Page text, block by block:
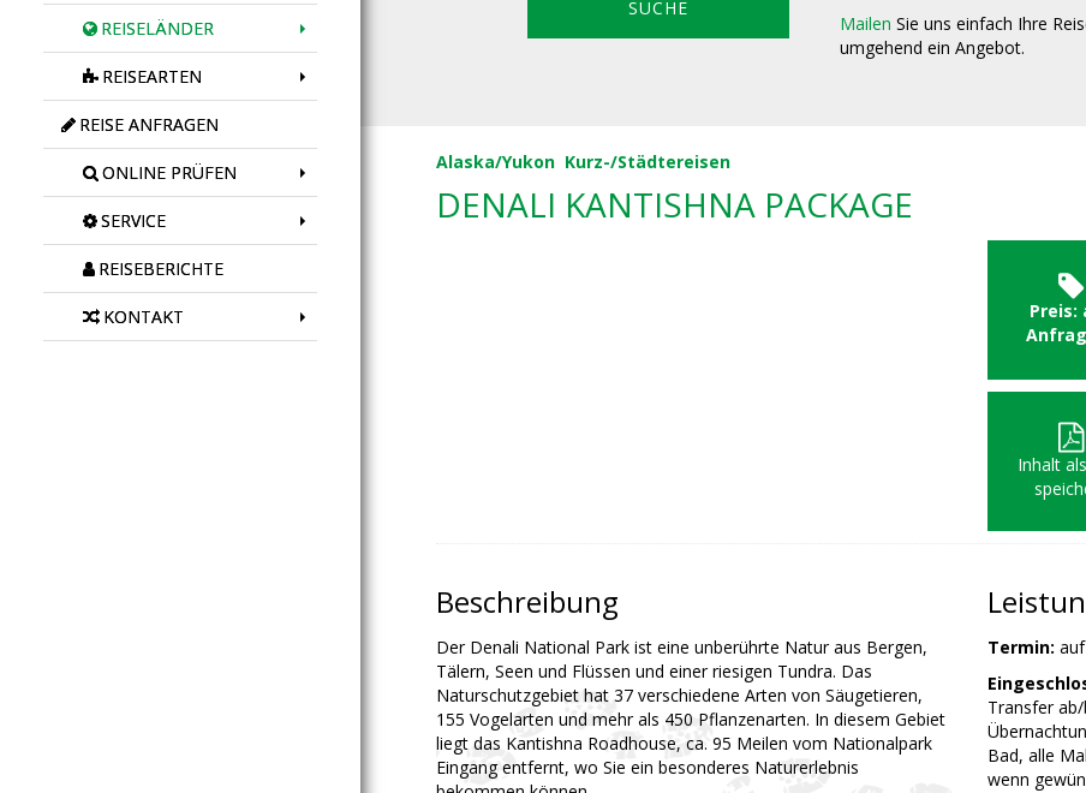
REISELÄNDER
REISEARTEN
REISE ANFRAGEN
ONLINE PRÜFEN
SERVICE
REISEBERICHTE
KONTAKT
Mailen Sie uns einfach Ihre
umgehend ein Angebot.
Alaska/Yukon Kurz-/Städtereisen
DENALI KANTISHNA PACKAGE
Preis:
Inhalt
Beschreibung
Der Denali National Park ist eine unberührte Natur aus Bergen,
Tälern, Seen und Flüssen und einer riesigen Tundra. Das
Naturschutzgebiet hat 37 verschiedene Arten von Säugetieren,
155 Vogelarten und mehr als 450 Pflanzenarten. In diesem Gebiet
liegt das Kantishna Roadhouse, ca. 95 Meilen vom Nationalpark
Eingang entfernt, wo Sie ein besonderes Naturerlebnis
Termin:
Transfer
Bad, alle
wenn